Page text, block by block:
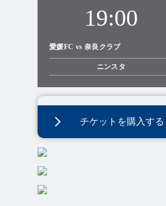
19:00
ニンスタ
愛媛FC vs 奈良クラブ
チケットを購入する